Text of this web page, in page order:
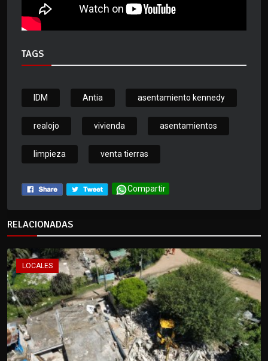
TAGS
IDM Antia asentamiento kennedy
realojo vivienda asentamientos
limpieza venta tierras
Compartir
RELACIONADAS
LOCALES